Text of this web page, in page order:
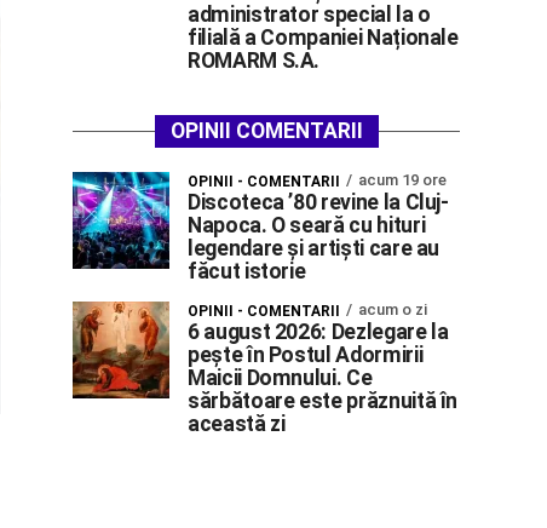
administrator special la o
filială a Companiei Naționale
ROMARM S.A.
OPINII COMENTARII
OPINII - COMENTARII acum 19 ore
Discoteca ’80 revine la Cluj-
Napoca. O seară cu hituri
legendare și artiști care au
făcut istorie
OPINII - COMENTARII acum o zi
6 august 2026: Dezlegare la
pește în Postul Adormirii
Maicii Domnului. Ce
sărbătoare este prăznuită în
această zi